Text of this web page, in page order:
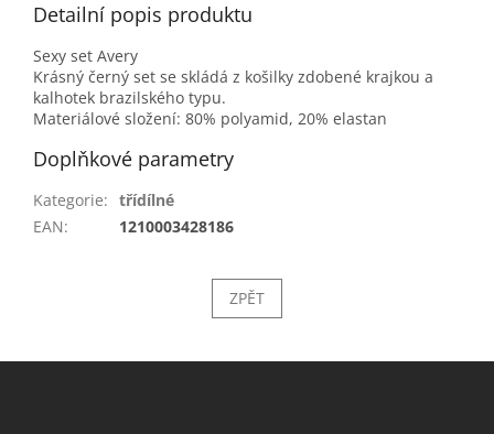
Detailní popis produktu
Sexy set Avery
Krásný černý set se skládá z košilky zdobené krajkou a
kalhotek brazilského typu.
Materiálové složení: 80% polyamid, 20% elastan
Doplňkové parametry
Kategorie: třídílné
EAN: 1210003428186
ZPĚT